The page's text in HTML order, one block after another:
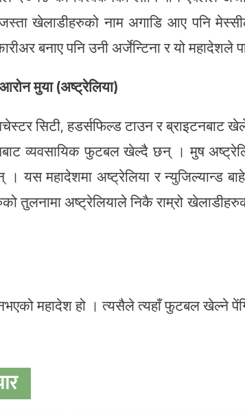
जस्ता खेलाडीहरुको नाम अगाडि आए पनि
बनाए पनि उनी अर्जेन्टिना र यो महादेशले
मुया (अष्ट्रेलिया)
सिटी, हडर्सफिल्ड टाउन र
व्यवसायिक फुटबल खेल्दै छन् । मुष
। यस महादेशमा अष्ट्रेलिया र
तुलनामा अष्ट्रेलियाले निकै राम्रो
महादेश हो । त्यसैले त्यहाँ फुटबल खेल्ने